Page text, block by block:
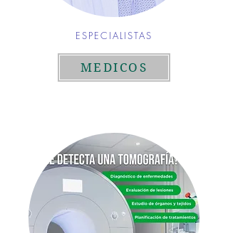
ESPECIALISTAS
MEDICOS